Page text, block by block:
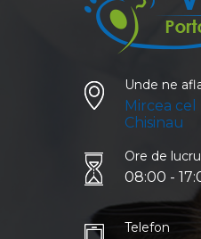
Unde ne
Mircea
Chisinau
Ore de lucru
08:00 -
Telefon